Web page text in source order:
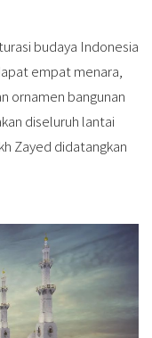
budaya Indonesia
empat menara,
ornamen bangunan
diseluruh lantai
Zayed didatangkan